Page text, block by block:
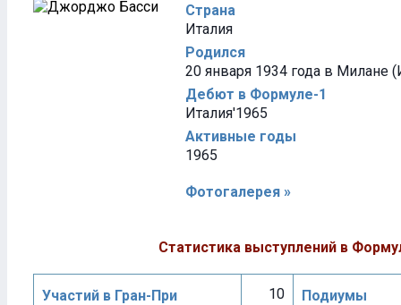
Страна
Италия
Родился
20 января 1934 года в Милане
Дебют в Формуле-1
Италия'1965
Активные годы
1965
Фотогалерея »
Статистика выступлений в
Участий в Гран-При 10 Подиумы